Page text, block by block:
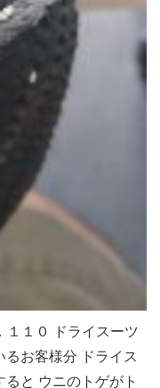
１１０ ドライスーツ
お客様分 ドライス
と ウニのトゲがト